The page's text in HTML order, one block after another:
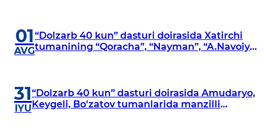
01
AVG
“Dolzarb 40 kun” dasturi doirasida Xatirchi
tumanining “Qoracha”, “Nayman”, “A.Navoiy”
31
IYU
“Dolzarb 40 kun” dasturi doirasida Amudaryo,
Keygeli, Bo'zatov tumanlarida manzilli